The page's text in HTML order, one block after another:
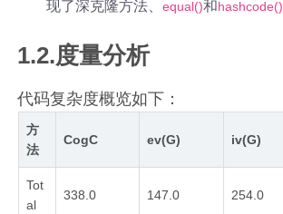
现了深克隆方法、equal()和hashcode()
1.2.度量分析
代码复杂度概览如下：
方
法
CogC ev(G) iv(G)
Tot
al
338.0 147.0 254.0